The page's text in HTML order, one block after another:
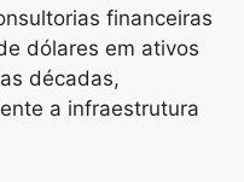
financeiras
dólares em ativos
décadas,
a infraestrutura